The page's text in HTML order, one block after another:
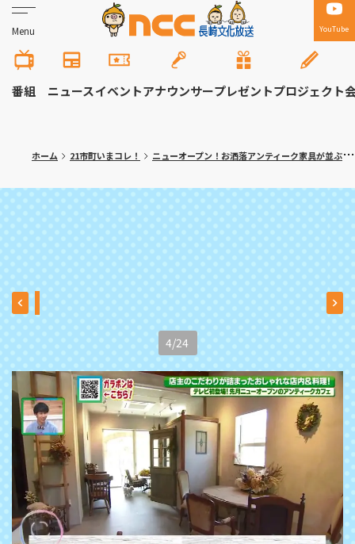
Menu YouTube
番組 ニュースイベントアナウンサープレゼントプロジェクト
ホーム 21市町いまコレ！ ニューオープン！お洒落アンティーク家具が並ぶ インスタ映えカフェ 川棚町「Link cafe petit queue（リンクカフェ プティークー）」
4/24